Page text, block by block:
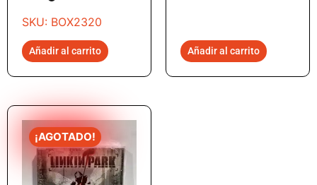
SKU: BOX2320
Añadir al carrito Añadir al carrito
¡AGOTADO!